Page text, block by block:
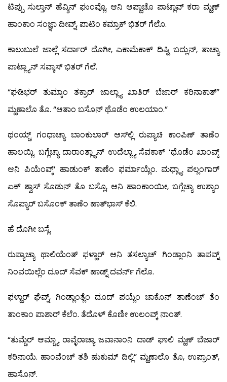
ಟಿಪ್ಪು ಸುಲ್ತಾನ್ ಹೆವ್ಶಿನ್ ಘುಂವ್ಲೊ, ಆನಿ ಆಪ್ಣಾಚೊ ಪಾಟ್ಲಾವ್ ಕರಾ ಮ್ಹಣ್
ಹಾಂಕಾಂ ಸಂಜ್ಞಾ ದೀವ್ನ್, ಪಾಟಿಂ ಕಮ್ರಾಕ್ ಭಿತರ್ ಗೆಲೊ.
ಕಾಲುಬುಲೆ ಜಾಲ್ಲೆ ಸರ್ದಾರ್ ದೊಗೀ, ಎಕಾಮೆಕಾಕ್ ದಿಷ್ಟಿ ಬದ್ಲುನ್, ತಾಚ್ಯಾ
ಪಾಟ್ಲ್ಯಾನ್ ಸವ್ಕಾಸ್ ಭಿತರ್ ಗೆಲೆ.
“ಘಡಿಭರ್ ತುಮ್ಕಾಂ ತಕ್ರಾರ್ ಜಾಲ್ಲ್ಯಾ ಖಾತಿರ್ ಬೆಜಾರ್ ಕರಿನಾಕಾತ್”
ಮ್ಹಣಾಲೊ ತೊ. “ಆತಾಂ ಬಸೊನ್ ಥೊಡೆಂ ಉಲಯಾಂ.”
ಥಂಯ್ಚ್ ಗಂಧಾಚ್ಯಾ ಬಾಂಕುಲಾರ್ ಆಸ್‍ಲ್ಲಿ ರುಪ್ಯಾಚಿ ಕಾಂಪಿಣ್ ತಾಣೆಂ
ಹಾಲಯ್ಲಿ. ಬಗ್ಲೆಚ್ಯಾ ದಾರಾಂತ್ಲ್ಯಾನ್ ಉದೆಲ್ಲ್ಯಾ ಸೆವಕಾಕ್ ‘ಥೊಡೆಂ ಖಾಂವ್ಕ್
ಆನಿ ಪಿಯೆಂವ್ಕ್’ ಹಾಡುಂಕ್ ತಾಣೆಂ ಫರ್ಮಾಯ್ಲೆಂ. ಮಧ್ಲ್ಯಾ ಪಲ್ಲಂಗಾರ್
ಏಕ್ ಶ್ವಾಸ್ ಸೊಡುನ್ ತೊ ಬಸ್ಲೊ, ಆನಿ ಹಾಂಕಾಂಯೀ, ಬಗ್ಲೆಚ್ಯಾ ಉಶ್ಯಾಂ
ಸೊಪ್ಯಾರ್ ಬಸೊಂಕ್ ತಾಣೆಂ ಹಾತ್‍ಭಾಸ್ ಕೆಲಿ.
ಹೆ ದೊಗೀ ಬಸ್ಲೆ.
ರುಪ್ಯಾಚ್ಯಾ ಥಾಲಿಯೆಂತ್ ಫಳ್ಹಾರ್ ಆನಿ ತಸಲ್ಯಾಚ್ ಗಿಂಡ್ಲಾಂನಿ ತಾಪವ್ನ್
ನಿಂವಯಿಲ್ಲೆಂ ದೂದ್ ಸೆವಕ್ ಹಾಡ್ನ್ ದವರ್ನ್ ಗೆಲೊ.
ಫಳ್ಹಾರ್ ಘೆವ್ನ್, ಗಿಂಡ್ಲಾಂತ್ಲೆಂ ದೂದ್ ಪಯ್ಲೆಂ ಚಾಕೊನ್ ತಾಣೆಂಚ್ ತೆಂ
ತಾಂಕಾಂ ಪಾಶಾರ್ ಕೆಲೆಂ. ತೆದೊಳ್ ಕೊಣೀ ಉಲಂವ್ಕ್ ನಾಂತ್.
“ತುಮ್ಚೆರ್ ಆಮ್ಚ್ಯಾ ರಾವ್ಳೆರಾಚ್ಯಾ ಜವಾನಾಂನಿ ದಾಡ್ ಘಾಲಿ ಮ್ಹಣ್ ಬೆಜಾರ್
ಕರಿನಾಯೆ. ಹಾಂವೆಂಚ್ ತಶಿ ಹುಕುಮ್ ದಿಲ್ಲಿ” ಮ್ಹಣಾಲೊ ತೊ, ಉಪ್ರಾಂತ್,
ಹಾಸೊನ್.